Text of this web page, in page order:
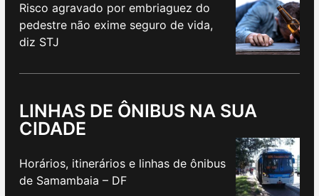
Risco agravado por embriaguez do
pedestre não exime seguro de vida,
diz STJ
LINHAS DE ÔNIBUS NA SUA
CIDADE
Horários, itinerários e linhas de ônibus
de Samambaia – DF